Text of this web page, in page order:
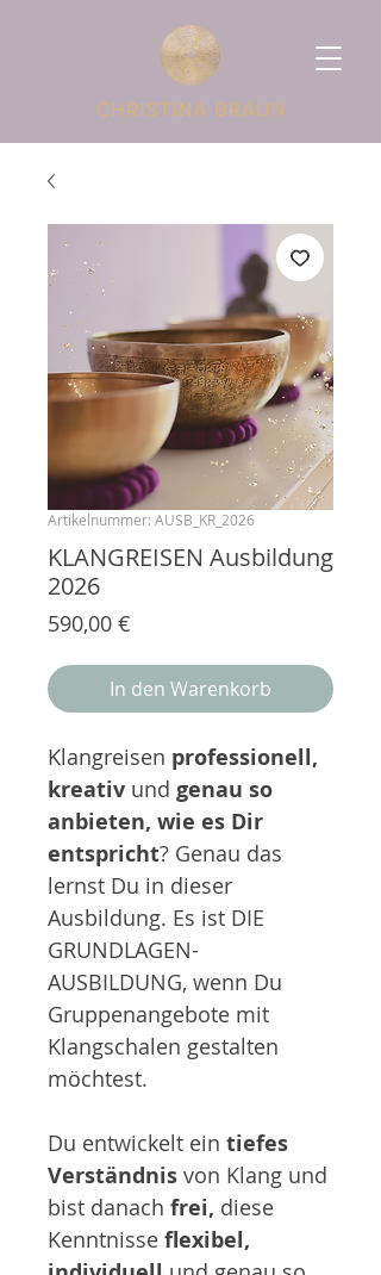
Artikelnummer: AUSB_KR_2026
KLANGREISEN Ausbildung
2026
590,00 €
In den Warenkorb
Klangreisen professionell,
kreativ und genau so
anbieten, wie es Dir
entspricht? Genau das
lernst Du in dieser
Ausbildung. Es ist DIE
GRUNDLAGEN-
AUSBILDUNG, wenn Du
Gruppenangebote mit
Klangschalen gestalten
möchtest.
Du entwickelt ein tiefes
Verständnis von Klang und
bist danach frei, diese
Kenntnisse flexibel,